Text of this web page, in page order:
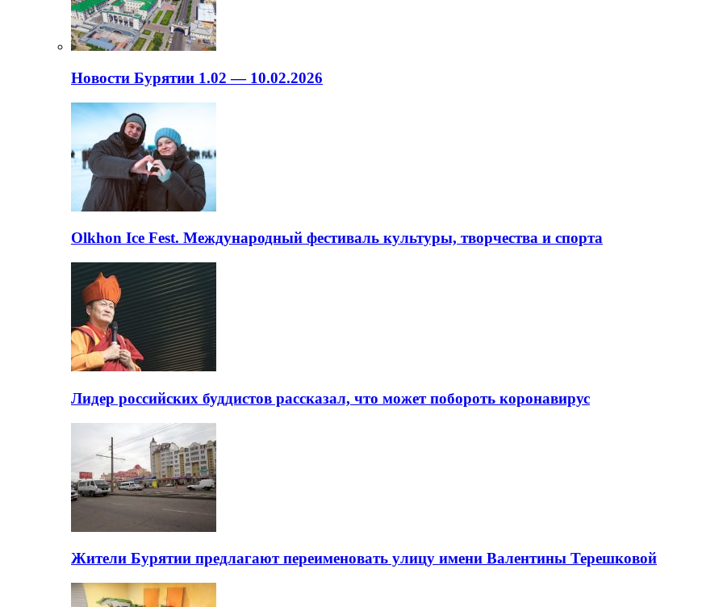
Новости Бурятии 1.02 — 10.02.2026
Olkhon Ice Fest. Международный фестиваль культуры, творчества и спорта
Лидер российских буддистов рассказал, что может побороть коронавирус
Жители Бурятии предлагают переименовать улицу имени Валентины Терешковой